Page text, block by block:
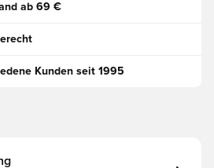
ab 69 €
Kunden seit 1995